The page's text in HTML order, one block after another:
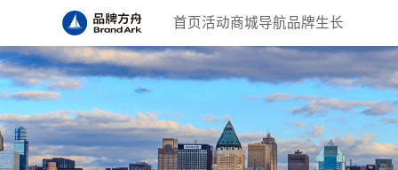
首页 活动商城导航品牌生长